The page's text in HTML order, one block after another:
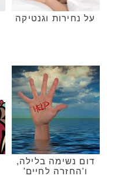
על נחירות וגנטיקה
דום נשימה בלילה,
ו'החזרה לחיים'